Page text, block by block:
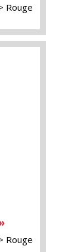
Rouge
Rouge